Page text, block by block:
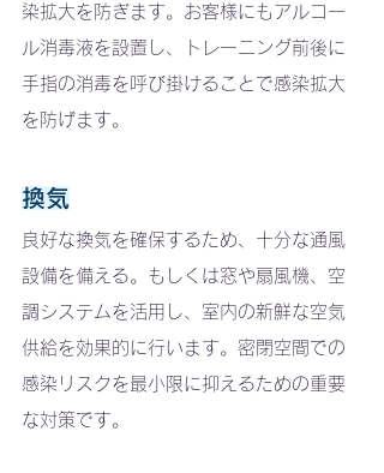
染拡大を防ぎます。お客様にもアルコー
ル消毒液を設置し、トレーニング前後に
手指の消毒を呼び掛けることで感染拡大
を防げます。
換気
良好な換気を確保するため、十分な通風
設備を備える。もしくは窓や扇風機、空
調システムを活用し、室内の新鮮な空気
供給を効果的に行います。密閉空間での
感染リスクを最小限に抑えるための重要
な対策です。